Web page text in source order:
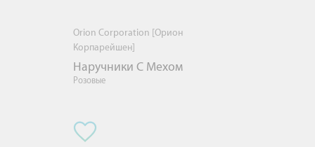
Orion Corporation [Орион
Корпарейшен]
Наручники С Мехом
Розовые